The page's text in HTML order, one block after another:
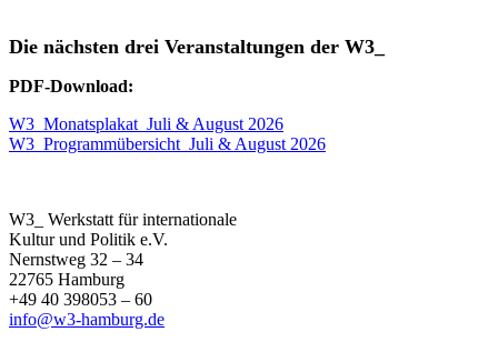
Die nächsten drei Veranstaltungen der W3_
PDF-Download:
W3_Monatsplakat_Juli & August 2026
W3_Programmübersicht_Juli & August 2026
W3_ Werkstatt für internationale
Kultur und Politik e.V.
Nernstweg 32 – 34
22765 Hamburg
+49 40 398053 – 60
info@w3-hamburg.de